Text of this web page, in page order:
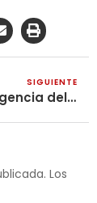
SIGUIENTE
Ante la negligencia del Estado en el caso de Sofía Delgado ¡Organizar ya el Movimiento Femenino Revolucionario!
Los